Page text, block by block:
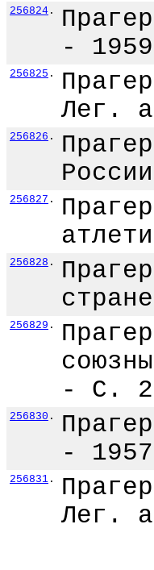
256824 .
-
256825 .
Лег.
256826 .
256827 .
256828 .
256829 .
- С.
256830 .
-
256831 .
Лег.